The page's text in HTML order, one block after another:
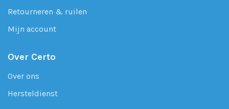
Retourneren & ruilen
Mijn account
Over Certo
Over ons
Hersteldienst